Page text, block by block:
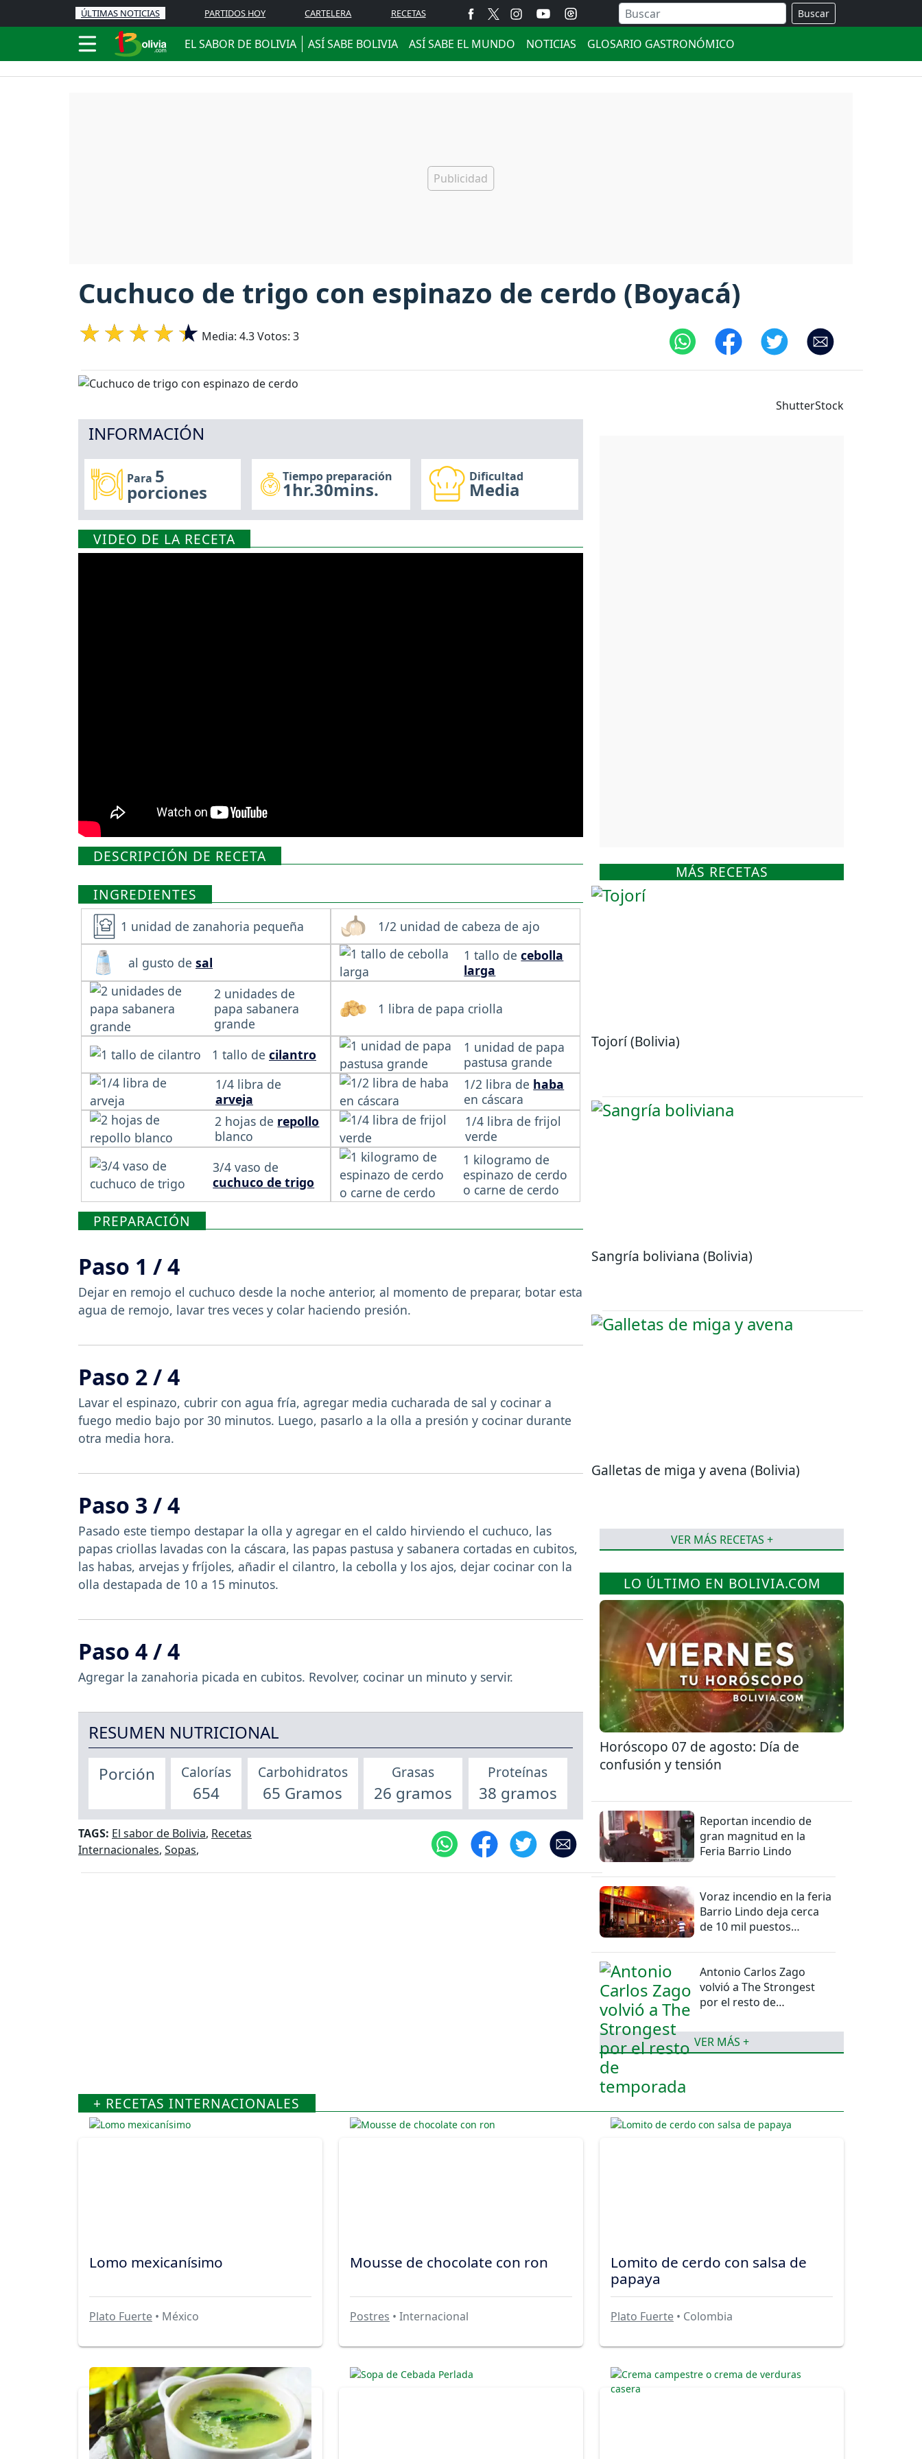
ÚLTIMAS NOTICIAS PARTIDOS HOY CARTELERA RECETAS Buscar
EL SABOR DE BOLIVIA ASÍ SABE BOLIVIA ASÍ SABE EL MUNDO NOTICIAS GLOSARIO GASTRONÓMICO
Cuchuco de trigo con espinazo de cerdo (Boyacá)
Media: 4.3Votos: 3
ShutterStock
INFORMACIÓN
Para 5
porciones
Tiempo preparación
1hr.30mins.
Dificultad
Media
VIDEO DE LA RECETA
DESCRIPCIÓN DE RECETA
INGREDIENTES
1 unidad de zanahoria pequeña 1/2 unidad de cabeza de ajo
al gusto de sal 1 tallo decebolla
larga
2 unidades de
papa sabanera
grande
1 libra de papa criolla
1 tallo de cilantro
1 unidad de papa
pastusa grande
1/4 libra de
arveja
1/2 libra de haba
en cáscara
2 hojas de repollo
blanco
1/4 libra de frijol
verde
3/4 vaso de
cuchuco de trigo
1 kilogramo de
espinazo de cerdo
o carne de cerdo
PREPARACIÓN
Paso 1 / 4
Dejar en remojo el cuchuco desde la noche anterior, al momento de preparar, botar esta
agua de remojo, lavar tres veces y colar haciendo presión.
Paso 2 / 4
Lavar el espinazo, cubrir con agua fría, agregar media cucharada de sal y cocinar a
fuego medio bajo por 30 minutos. Luego, pasarlo a la olla a presión y cocinar durante
otra media hora.
Paso 3 / 4
Pasado este tiempo destapar la olla y agregar en el caldo hirviendo el cuchuco, las
papas criollas lavadas con la cáscara, las papas pastusa y sabanera cortadas en cubitos,
las habas, arvejas y fríjoles, añadir el cilantro, la cebolla y los ajos, dejar cocinar con la
olla destapada de 10 a 15 minutos.
Paso 4 / 4
Agregar la zanahoria picada en cubitos. Revolver, cocinar un minuto y servir.
RESUMEN NUTRICIONAL
Porción Calorías
654
Carbohidratos
65 Gramos
Grasas
26 gramos
Proteínas
38 gramos
TAGS: El sabor de Bolivia, Recetas
Internacionales, Sopas,
MÁS RECETAS
Tojorí (Bolivia)
Sangría boliviana (Bolivia)
Galletas de miga y avena (Bolivia)
VER MÁS RECETAS +
LO ÚLTIMO EN BOLIVIA.COM
Horóscopo 07 de agosto: Día de
confusión y tensión
Reportan incendio de
gran magnitud en la
Feria Barrio Lindo
Voraz incendio en la feria
Barrio Lindo deja cerca
de 10 mil puestos
Antonio Carlos Zago
volvió a The Strongest
por el resto de
VER MÁS +
+ RECETAS INTERNACIONALES
Lomo mexicanísimo
Plato Fuerte • México
Mousse de chocolate con ron
Postres • Internacional
Lomito de cerdo con salsa de
papaya
Plato Fuerte • Colombia